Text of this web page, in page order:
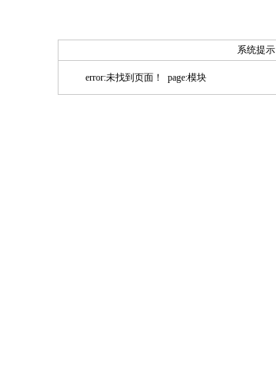
系统提示
error:未找到页面！ page:模块